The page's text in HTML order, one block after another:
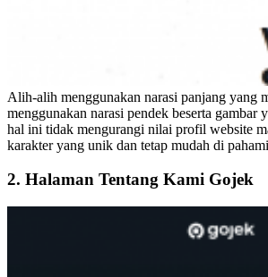
Alih-alih menggunakan narasi panjang yang
menggunakan narasi pendek beserta gambar
hal ini tidak mengurangi nilai profil website
karakter yang unik dan tetap mudah di
2. Halaman Tentang Kami Gojek